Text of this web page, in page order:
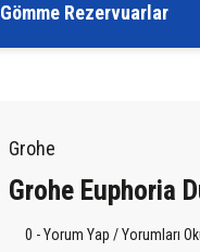
Gömme Rezervuarlar
Grohe
Grohe Euphoria
0 - Yorum Yap / Yorumları